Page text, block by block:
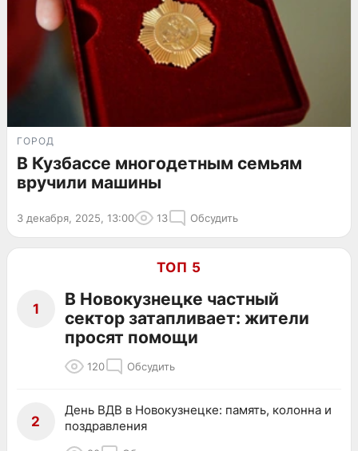
ГОРОД
В Кузбассе многодетным семьям
вручили машины
3 декабря, 2025, 13:00 13 Обсудить
ТОП 5
1
В Новокузнецке частный
сектор затапливает: жители
просят помощи
120 Обсудить
2
День ВДВ в Новокузнецке: память, колонна и
поздравления